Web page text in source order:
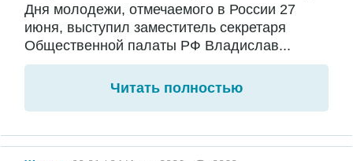
Дня молодежи, отмечаемого в России 27
июня, выступил заместитель секретаря
Общественной палаты РФ Владислав...
Читать полностью